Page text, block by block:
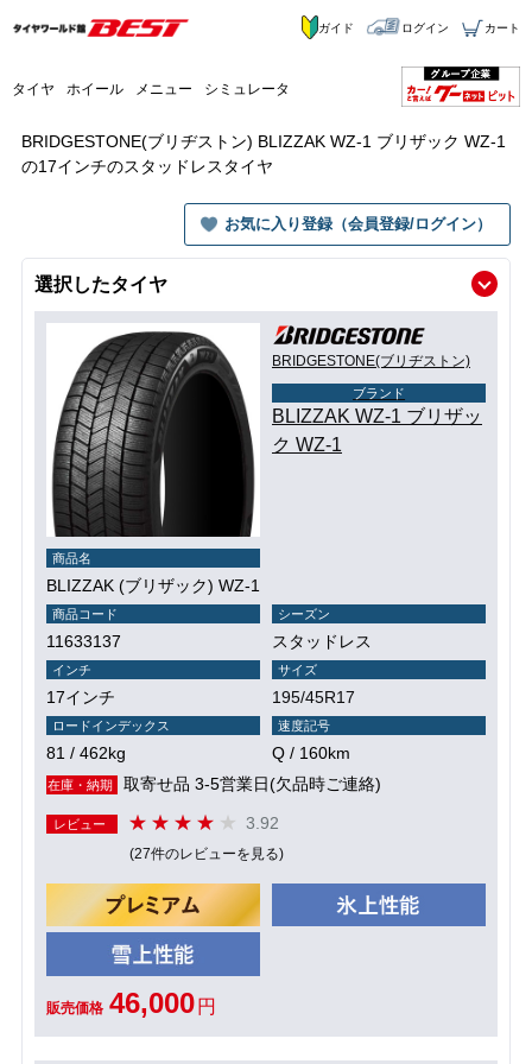
タイヤ ホイール メニュー シミュレータ
ガイド ログイン カート
BRIDGESTONE(ブリヂストン) BLIZZAK WZ-1 ブリザック WZ-1
の17インチのスタッドレスタイヤ
お気に入り登録（会員登録/ログイン）
選択したタイヤ
BRIDGESTONE(ブリヂストン)
ブランド
BLIZZAK WZ-1 ブリザッ
ク WZ-1
商品名
BLIZZAK (ブリザック) WZ-1
商品コード
11633137
シーズン
スタッドレス
インチ
17インチ
サイズ
195/45R17
ロードインデックス
81 / 462kg
速度記号
Q / 160km
在庫・納期 取寄せ品 3-5営業日(欠品時ご連絡)
レビュー 3.92
(27件のレビューを見る)
販売価格 46,000 円